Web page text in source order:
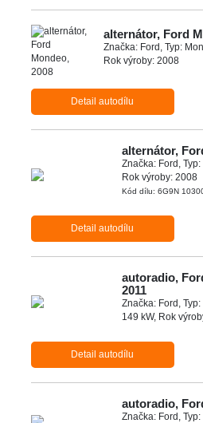
alternátor, Ford
Značka: Ford, Typ:
Rok výroby: 2008
Detail autodílu
alternátor,
Značka: Ford,
Rok výroby: 2008
Kód dílu: 6G9N
Detail autodílu
autoradio,
2011
Značka: Ford,
149 kW, Rok
Detail autodílu
autoradio,
Značka: Ford,